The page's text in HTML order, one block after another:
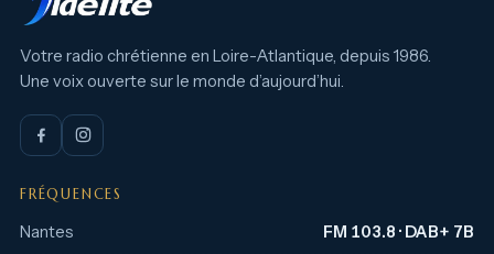
Votre radio chrétienne en Loire-Atlantique, depuis 1986.
Une voix ouverte sur le monde d’aujourd’hui.
FRÉQUENCES
Nantes FM 103.8 · DAB+ 7B